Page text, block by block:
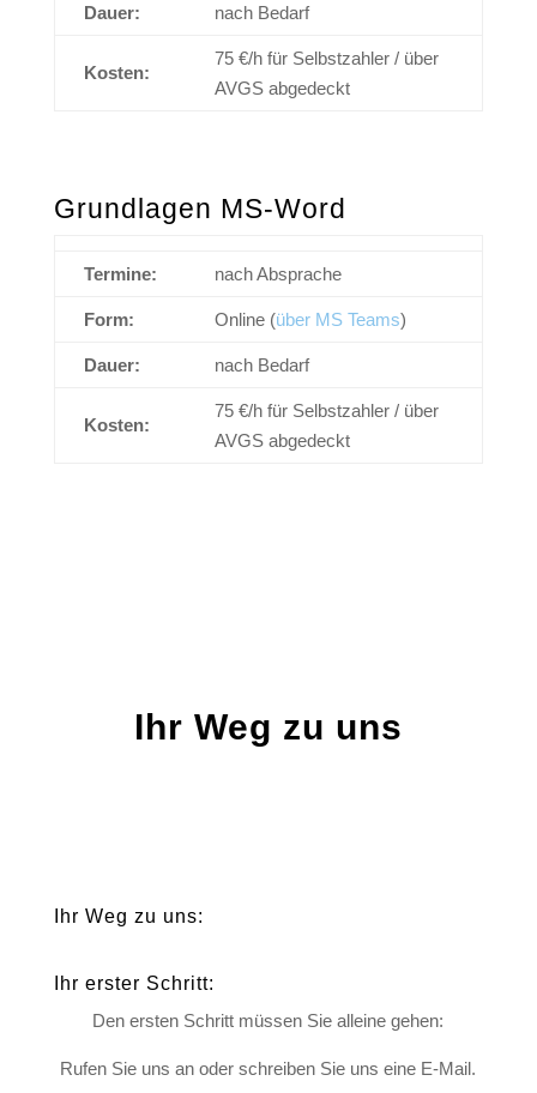
Dauer: nach Bedarf
Kosten:
75 €/h für Selbstzahler / über
AVGS abgedeckt
Grundlagen MS-Word
Termine: nach Absprache
Form: Online (über MS Teams)
Dauer: nach Bedarf
Kosten:
75 €/h für Selbstzahler / über
AVGS abgedeckt
Ihr Weg zu uns
Ihr Weg zu uns:
Ihr erster Schritt:
Den ersten Schritt müssen Sie alleine gehen:
Rufen Sie uns an oder schreiben Sie uns eine E-Mail.